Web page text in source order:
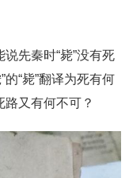
说先秦时“毙”没有死
“毙”翻译为死有何
路又有何不可？